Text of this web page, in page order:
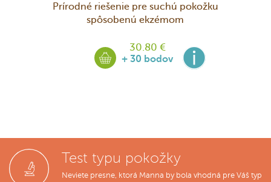
Prírodné riešenie pre suchú pokožku
spôsobenú ekzémom
30.80 €
+ 30 bodov
Test typu pokožky
Neviete presne, ktorá Manna by bola vhodná pre Váš typ